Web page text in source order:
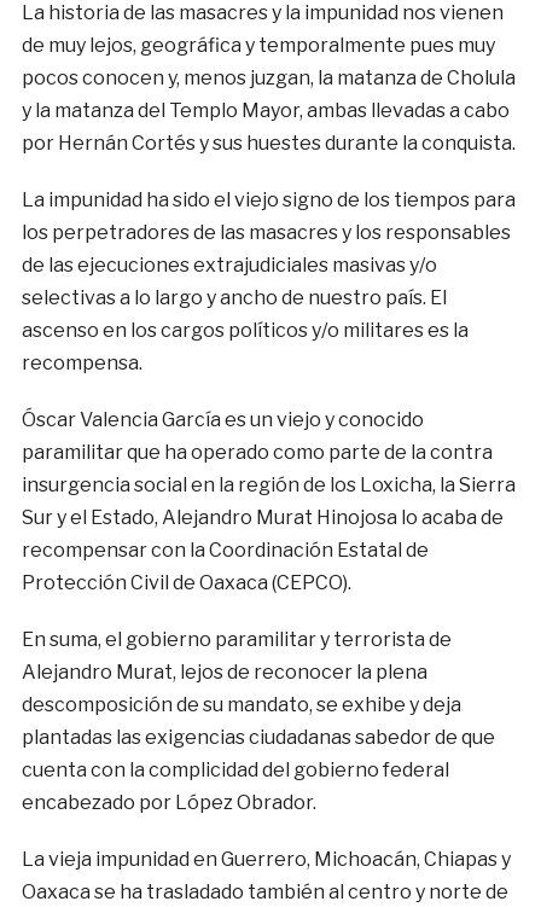
La historia de las masacres y la impunidad nos vienen
de muy lejos, geográfica y temporalmente pues muy
pocos conocen y, menos juzgan, la matanza de Cholula
y la matanza del Templo Mayor, ambas llevadas a cabo
por Hernán Cortés y sus huestes durante la conquista.
La impunidad ha sido el viejo signo de los tiempos para
los perpetradores de las masacres y los responsables
de las ejecuciones extrajudiciales masivas y/o
selectivas a lo largo y ancho de nuestro país. El
ascenso en los cargos políticos y/o militares es la
recompensa.
Óscar Valencia García es un viejo y conocido
paramilitar que ha operado como parte de la contra
insurgencia social en la región de los Loxicha, la Sierra
Sur y el Estado, Alejandro Murat Hinojosa lo acaba de
recompensar con la Coordinación Estatal de
Protección Civil de Oaxaca (CEPCO).
En suma, el gobierno paramilitar y terrorista de
Alejandro Murat, lejos de reconocer la plena
descomposición de su mandato, se exhibe y deja
plantadas las exigencias ciudadanas sabedor de que
cuenta con la complicidad del gobierno federal
encabezado por López Obrador.
La vieja impunidad en Guerrero, Michoacán, Chiapas y
Oaxaca se ha trasladado también al centro y norte de